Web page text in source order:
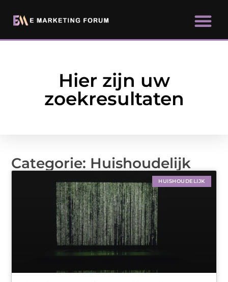
Hier zijn uw
zoekresultaten
Categorie: Huishoudelijk
HUISHOUDELIJK